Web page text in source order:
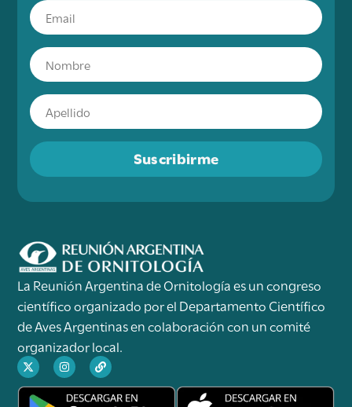
Suscribirme
La Reunión Argentina de Ornitología es un congreso
científico organizado por el Departamento Científico
de Aves Argentinas en colaboración con un comité
organizador local.